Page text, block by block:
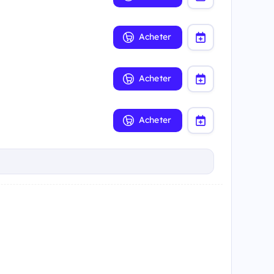
Acheter
Acheter
Acheter